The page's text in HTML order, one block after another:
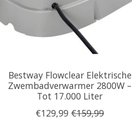
Bestway Flowclear Elektrische
Zwembadverwarmer 2800W –
Tot 17.000 Liter
€129,99 €159,99